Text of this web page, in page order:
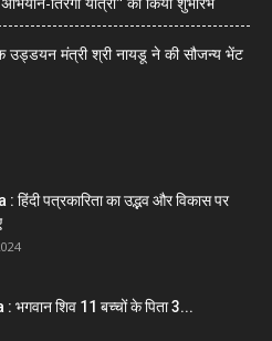
उड्डयन मंत्री श्री नायडू ने की सौजन्य भेंट
पत्रकारिता का उद्भव और विकास पर
भगवान शिव 11 बच्चों के पिता 3...